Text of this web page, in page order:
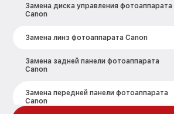
Замена диска управления фотоаппарата
Canon
Замена линз фотоаппарата Canon
Замена задней панели фотоаппарата
Canon
Замена передней панели фотоаппарата
Canon